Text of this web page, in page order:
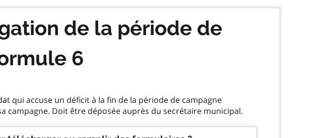
de la période de
6
qui accuse un déficit à la fin de la période de campagne